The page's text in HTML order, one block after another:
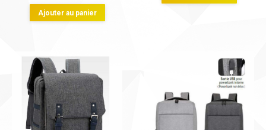
Ajouter au panier